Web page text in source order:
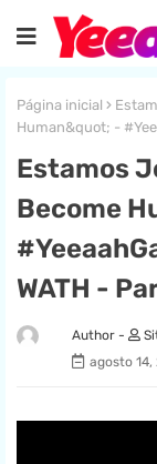
Página inicial
Human&quot; -
Estamos
Become
WATH -
agosto 14,